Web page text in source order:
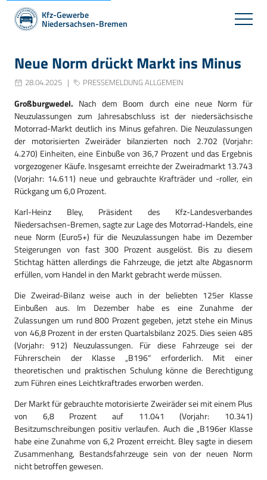
Kfz-Gewerbe
Niedersachsen-Bremen
Neue Norm drückt Markt ins Minus
28.04.2025 PRESSEMELDUNG ALLGEMEIN
Großburgwedel. Nach dem Boom durch eine neue Norm für
Neuzulassungen zum Jahresabschluss ist der niedersächsische
Motorrad-Markt deutlich ins Minus gefahren. Die Neuzulassungen
der motorisierten Zweiräder bilanzierten noch 2.702 (Vorjahr:
4.270) Einheiten, eine Einbuße von 36,7 Prozent und das Ergebnis
vorgezogener Käufe. Insgesamt erreichte der Zweiradmarkt 13.743
(Vorjahr: 14.611) neue und gebrauchte Krafträder und -roller, ein
Rückgang um 6,0 Prozent.
Karl-Heinz Bley, Präsident des Kfz-Landesverbandes
Niedersachsen-Bremen, sagte zur Lage des Motorrad-Handels, eine
neue Norm (Euro5+) für die Neuzulassungen habe im Dezember
Steigerungen von fast 300 Prozent ausgelöst. Bis zu diesem
Stichtag hätten allerdings die Fahrzeuge, die jetzt alte Abgasnorm
erfüllen, vom Handel in den Markt gebracht werde müssen.
Die Zweirad-Bilanz weise auch in der beliebten 125er Klasse
Einbußen aus. Im Dezember habe es eine Zunahme der
Zulassungen um rund 800 Prozent gegeben, jetzt stehe ein Minus
von 46,8 Prozent in der ersten Quartalsbilanz 2025. Dies seien 485
(Vorjahr: 912) Neuzulassungen. Für diese Fahrzeuge sei der
Führerschein der Klasse „B196“ erforderlich. Mit einer
theoretischen und praktischen Schulung könne die Berechtigung
zum Führen eines Leichtkraftrades erworben werden.
Der Markt für gebrauchte motorisierte Zweiräder sei mit einem Plus
von 6,8 Prozent auf 11.041 (Vorjahr: 10.341)
Besitzumschreibungen positiv verlaufen. Auch die „B196er Klasse
habe eine Zunahme von 6,2 Prozent erreicht. Bley sagte in diesem
Zusammenhang, Bestandsfahrzeuge sein von der neuen Norm
nicht betroffen gewesen.